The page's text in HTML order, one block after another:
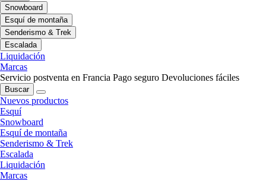
Snowboard
Esquí de montaña
Senderismo & Trek
Escalada
Liquidación
Marcas
Servicio postventa en Francia Pago seguro Devoluciones fáciles
Buscar
Nuevos productos
Esquí
Snowboard
Esquí de montaña
Senderismo & Trek
Escalada
Liquidación
Marcas